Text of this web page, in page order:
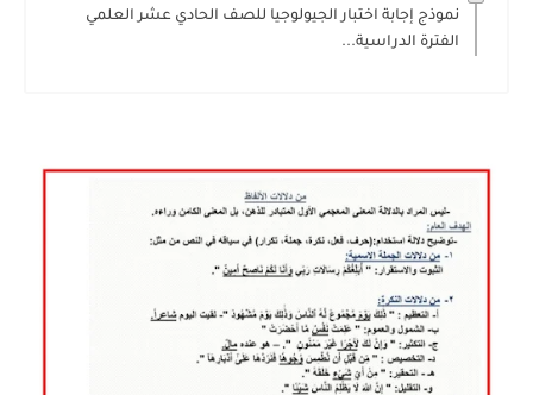
نموذج إجابة اختبار الجيولوجيا للصف الحادي عشر العلمي
الفترة الدراسية...